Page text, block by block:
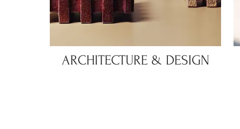
ARCHITECTURE & DESIGN